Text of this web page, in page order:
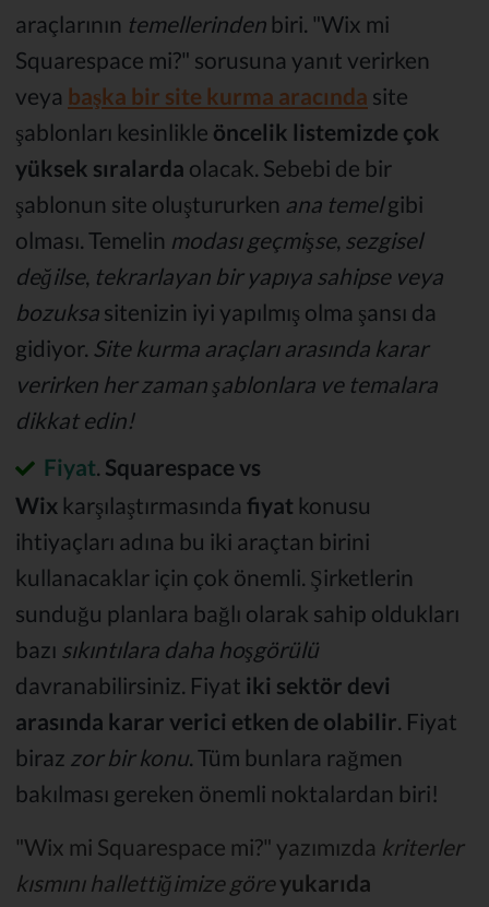
araçlarının temellerinden biri. "Wix mi
Squarespace mi?" sorusuna yanıt verirken
veya başka bir site kurma aracında site
şablonları kesinlikle öncelik listemizde çok
yüksek sıralarda olacak. Sebebi de bir
şablonun site oluştururken ana temelgibi
olması. Temelin modası geçmişse, sezgisel
değilse, tekrarlayan bir yapıya sahipse veya
bozuksa sitenizin iyi yapılmış olma şansı da
gidiyor. Site kurma araçları arasında karar
verirken her zaman şablonlara ve temalara
dikkat edin!
Fiyat Squarespace vs
Wix karşılaştırmasında fiyat konusu
ihtiyaçları adına bu iki araçtan birini
kullanacaklar için çok önemli. Şirketlerin
sunduğu planlara bağlı olarak sahip oldukları
bazı sıkıntılara daha hoşgörülü
davranabilirsiniz. Fiyat iki sektör devi
arasında karar verici etken de olabilir . Fiyat
biraz zor bir konu . Tüm bunlara rağmen
bakılması gereken önemli noktalardan biri!
"Wix mi Squarespace mi?" yazımızda kriterler
kısmını hallettiğimize göreyukarıda